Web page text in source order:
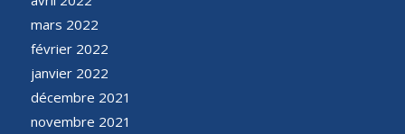
mars 2022
février 2022
janvier 2022
décembre 2021
novembre 2021